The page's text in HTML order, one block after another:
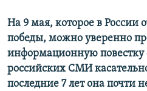
На 9 мая, которое в России
победы, можно уверенно
информационную повестку
российских СМИ
последние 7 лет она почти